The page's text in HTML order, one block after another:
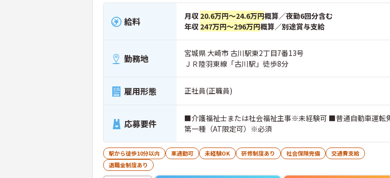
給料 月収 20.6万円～24.6万円概算／夜勤6回分含む
年収 247万円～296万円概算／別途賞与支給
勤務地
宮城県 大崎市 古川駅東2丁目7番13号
ＪＲ陸羽東線「古川駅」徒歩8分
雇用形態 正社員(正職員)
応募要件
■介護福祉士または社会福祉主事※未経験可 ■普通自動車運転
第一種（AT限定可）※必須
駅から徒歩10分以内 車通勤可 未経験OK 研修制度あり 社会保険完備
交通費支給
退職金制度あり